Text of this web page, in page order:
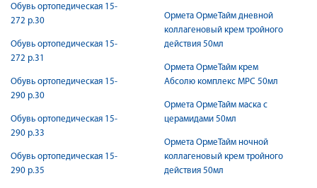
Обувь ортопедическая 15-
272 р.30
Обувь ортопедическая 15-
272 р.31
Обувь ортопедическая 15-
290 р.30
Обувь ортопедическая 15-
290 р.33
Обувь ортопедическая 15-
290 р.35
Ормета ОрмеТайм дневной
коллагеновый крем тройного
действия 50мл
Ормета ОрмеТайм крем
Абсолю комплекс МРС 50мл
Ормета ОрмеТайм маска с
церамидами 50мл
Ормета ОрмеТайм ночной
коллагеновый крем тройного
действия 50мл